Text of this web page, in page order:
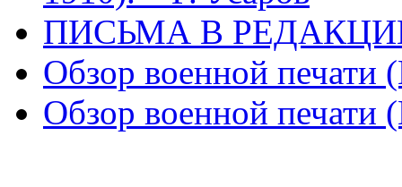
ПИСЬМА В
Обзор военной печати
Обзор военной печати